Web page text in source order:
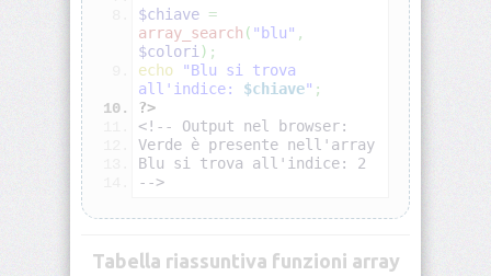
PHP:
Connessione
MySQL
(mysqli)
PHP:
Query
SQL
PHP:
PDO
prepared
statements
$chiave =
array_search ( "blu" ,
$colori ) ;
echo
"Blu si trova
all'indice: $chiave" ;
?>
<!-- Output nel browser:
Verde è presente nell'array
Blu si trova all'indice: 2
-->
Tabella riassuntiva funzioni array